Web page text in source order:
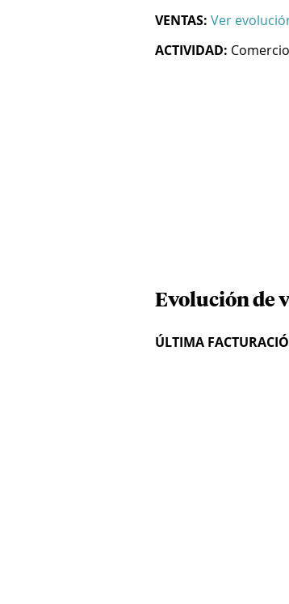
VENTAS: Ver
ACTIVIDAD:
Evolución de
ÚLTIMA